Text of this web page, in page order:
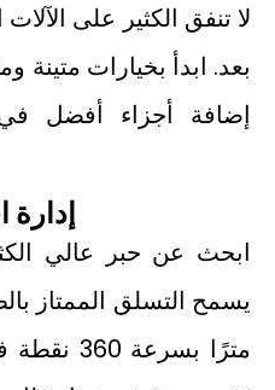
لا تنفق الكثير على الآلات
بعد. ابدأ بخيارات
إضافة أجزاء أفضل
إدارة
ابحث عن حبر عالي
مترًا